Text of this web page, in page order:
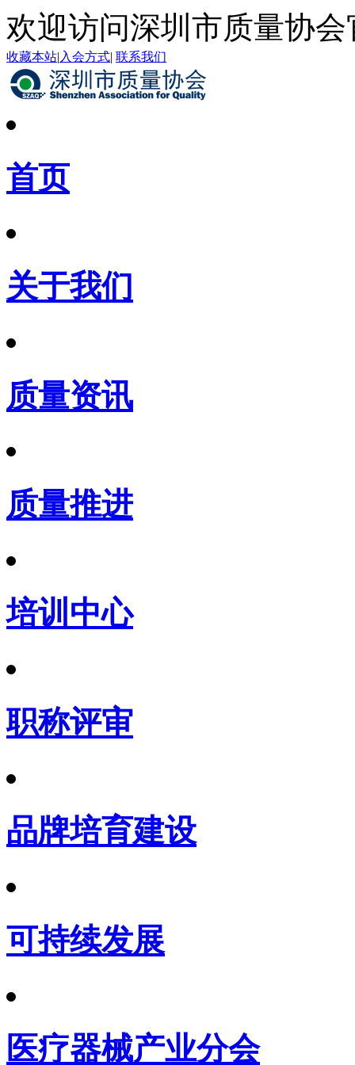
欢迎访问深圳市质量协会
收藏本站| 入会方式| 联系我们
首页
关于我们
质量资讯
质量推进
培训中心
职称评审
品牌培育建设
可持续发展
医疗器械产业分会